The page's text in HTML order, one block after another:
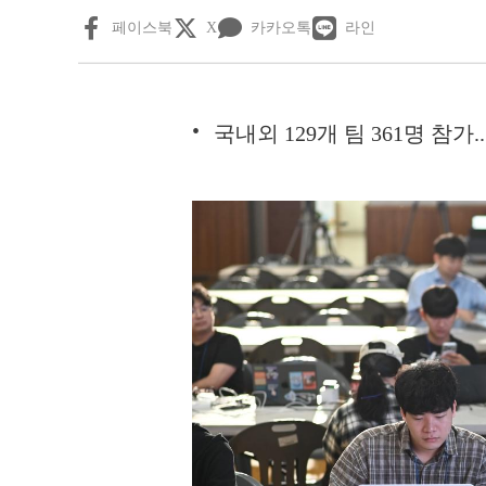
페이스북 X 카카오톡 라인
국내외 129개 팀 361명 참